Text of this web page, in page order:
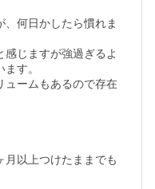
何日かしたら慣れま
じますが強過ぎるよ
す。
ュームもあるので存在
月以上つけたままでも